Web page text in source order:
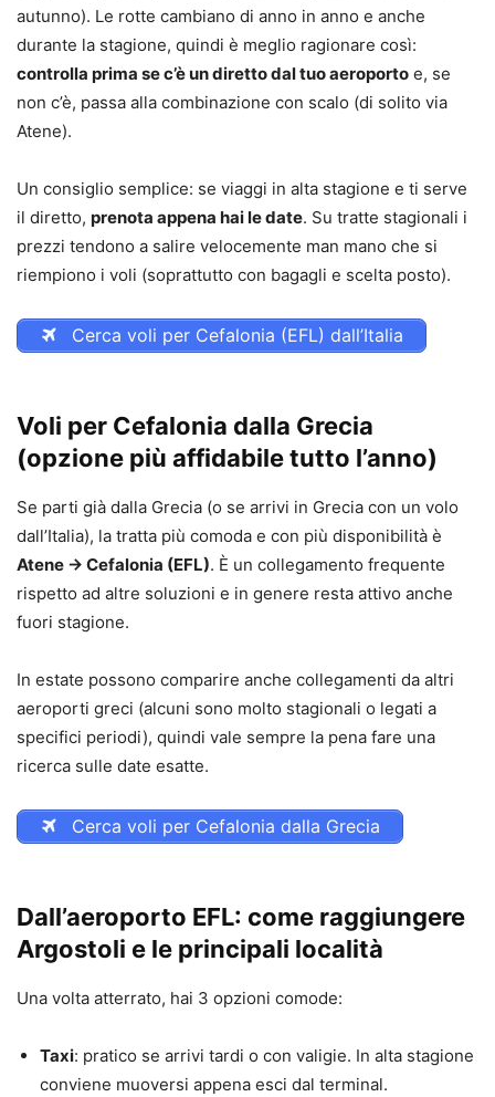
autunno). Le rotte cambiano di anno in anno e anche
durante la stagione, quindi è meglio ragionare così:
controlla prima se c’è un diretto dal tuo aeroporto e, se
non c’è, passa alla combinazione con scalo (di solito via
Atene).
Un consiglio semplice: se viaggi in alta stagione e ti serve
il diretto, prenota appena hai le date. Su tratte stagionali i
prezzi tendono a salire velocemente man mano che si
riempiono i voli (soprattutto con bagagli e scelta posto).
Cerca voli per Cefalonia (EFL) dall’Italia
Voli per Cefalonia dalla Grecia
(opzione più affidabile tutto l’anno)
Se parti già dalla Grecia (o se arrivi in Grecia con un volo
dall’Italia), la tratta più comoda e con più disponibilità è
Atene → Cefalonia (EFL). È un collegamento frequente
rispetto ad altre soluzioni e in genere resta attivo anche
fuori stagione.
In estate possono comparire anche collegamenti da altri
aeroporti greci (alcuni sono molto stagionali o legati a
specifici periodi), quindi vale sempre la pena fare una
ricerca sulle date esatte.
Cerca voli per Cefalonia dalla Grecia
Dall’aeroporto EFL: come raggiungere
Argostoli e le principali località
Una volta atterrato, hai 3 opzioni comode:
Taxi: pratico se arrivi tardi o con valigie. In alta stagione
conviene muoversi appena esci dal terminal.